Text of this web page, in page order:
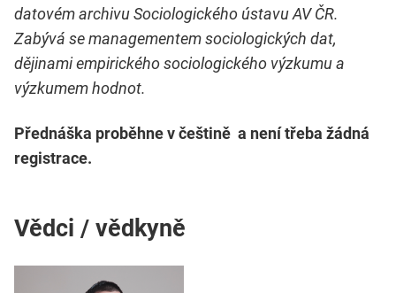
datovém archivu Sociologického ústavu AV ČR.
Zabývá se managementem sociologických dat,
dějinami empirického sociologického výzkumu a
výzkumem hodnot.
Přednáška proběhne v češtině a není třeba žádná
registrace.
Vědci / vědkyně